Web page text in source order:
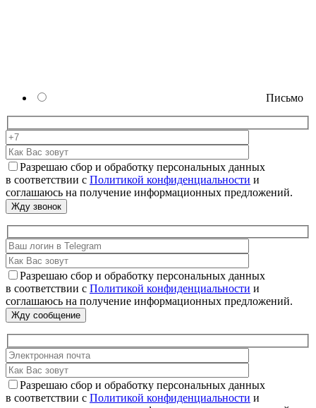
Письмо
Разрешаю сбор и обработку персональных данных
в соответствии с Политикой конфиденциальности и
соглашаюсь на получение информационных предложений.
Разрешаю сбор и обработку персональных данных
в соответствии с Политикой конфиденциальности и
соглашаюсь на получение информационных предложений.
Разрешаю сбор и обработку персональных данных
в соответствии с Политикой конфиденциальности и